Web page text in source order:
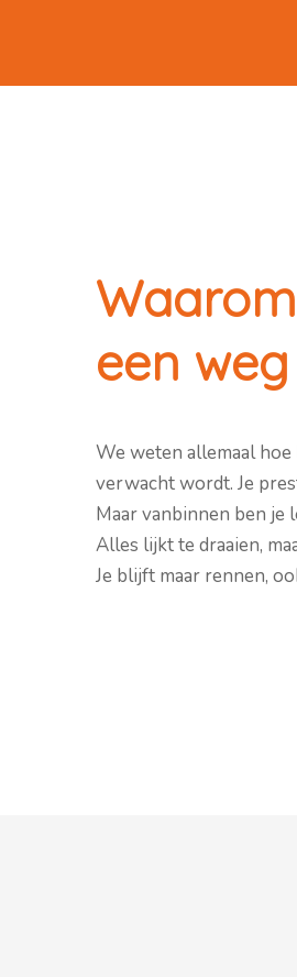
een
We weten allemaal
verwacht wordt. Je
Maar vanbinnen ben je
Alles lijkt te draaien,
Je blijft maar rennen,